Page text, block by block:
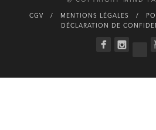
CGV MENTIONS LÉGALES
DÉCLARATION DE